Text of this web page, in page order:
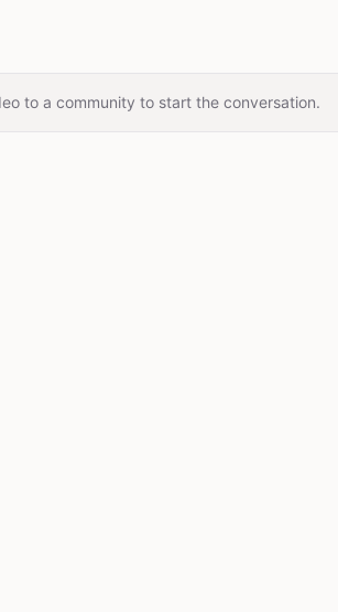
to a community to start the conversation.